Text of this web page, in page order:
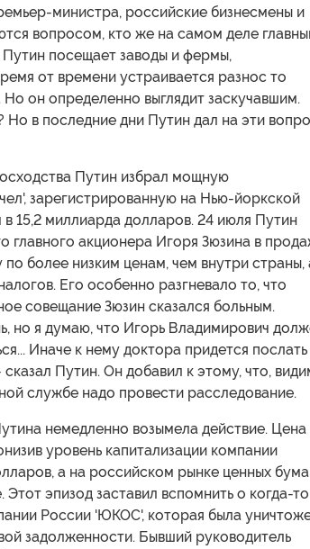
министра, российские бизнесмены и
вопросом, кто же на самом деле
Путин посещает заводы и фермы,
от времени устраивается разнос то
он определенно выглядит заскучавшим.
Но в последние дни Путин дал на эти
Путин избрал мощную
зарегистрированную на Нью-йоркской
15,2 миллиарда долларов. 24 июля Путин
главного акционера Игоря Зюзина в
по более низким ценам, чем внутри страны,
Его особенно разгневало то, что
совещание Зюзин сказался больным.
но я думаю, что Игорь Владимирович
Иначе к нему доктора придется послать
сказал Путин. Он добавил к этому, что,
службе надо провести расследование.
немедленно возымела действие. Цена
уровень капитализации компании
а на российском рынке ценных
эпизод заставил вспомнить о когда-то
России 'ЮКОС', которая была
задолженности. Бывший руководитель